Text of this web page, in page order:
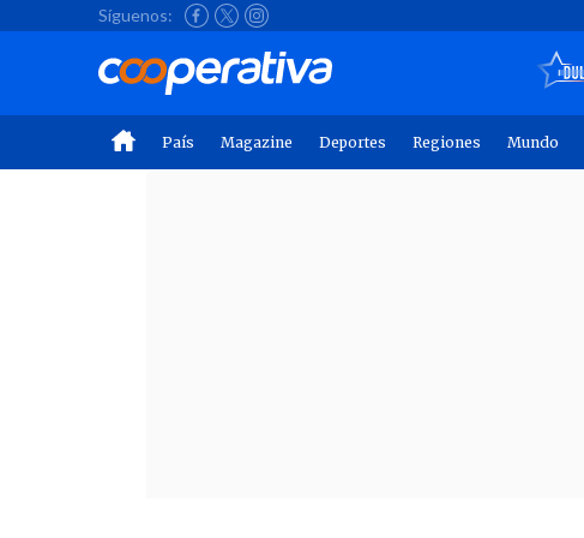
Síguenos:
País Magazine Deportes Regiones Mundo